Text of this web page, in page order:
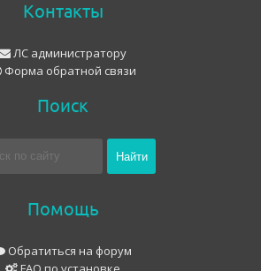
Контакты
ЛС администратору
Форма обратной связи
Поиск
Помощь
Обратиться на форум